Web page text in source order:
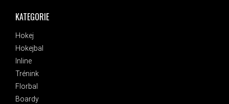
KATEGORIE
Hokej
Hokejbal
Inline
Trénink
Florbal
Boardy